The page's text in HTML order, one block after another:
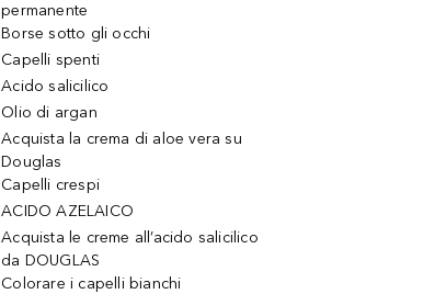
permanente
Borse sotto gli occhi
Capelli spenti
Acido salicilico
Olio di argan
Acquista la crema di aloe vera su
Douglas
Capelli crespi
ACIDO AZELAICO
Acquista le creme all’acido salicilico
da DOUGLAS
Colorare i capelli bianchi